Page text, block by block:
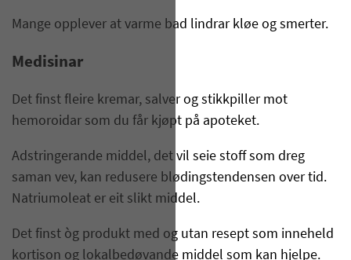
Mange opplever at varme bad lindrar kløe og smerter.
Medisinar
Det finst fleire kremar, salver og stikkpiller mot
hemoroidar som du får kjøpt på apoteket.
Adstringerande middel, det vil seie stoff som dreg
saman vev, kan redusere blødingstendensen over tid.
Natriumoleat er eit slikt middel.
Det finst òg produkt med og utan resept som inneheld
kortison og lokalbedøvande middel som kan hjelpe.